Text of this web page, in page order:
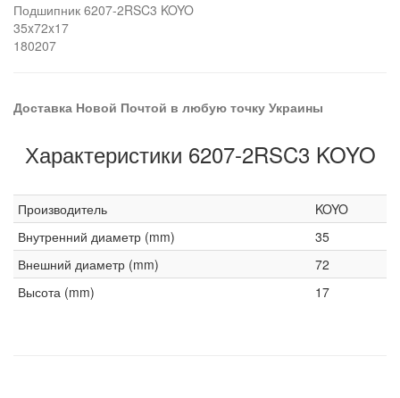
Подшипник 6207-2RSC3 KOYO
35x72x17
180207
Доставка Новой Почтой в любую точку Украины
Характеристики 6207-2RSC3 KOYO
Производитель
KOYO
Внутренний диаметр (mm)
35
Внешний диаметр (mm)
72
Высота (mm)
17